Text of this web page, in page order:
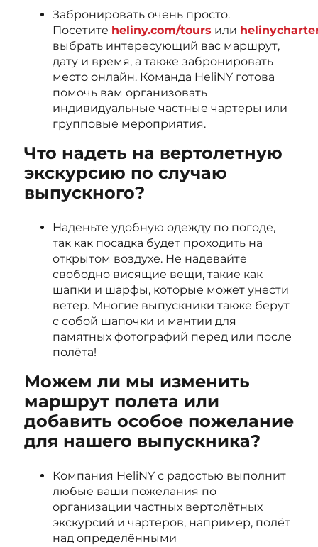
Забронировать очень просто.
Посетите heliny.com/tours или
выбрать интересующий вас маршрут,
дату и время, а также забронировать
место онлайн. Команда HeliNY готова
помочь вам организовать
индивидуальные частные чартеры или
групповые мероприятия.
Что надеть на вертолетную
экскурсию по случаю
выпускного?
Наденьте удобную одежду по погоде,
так как посадка будет проходить на
открытом воздухе. Не надевайте
свободно висящие вещи, такие как
шапки и шарфы, которые может унести
ветер. Многие выпускники также берут
с собой шапочки и мантии для
памятных фотографий перед или после
полёта!
Можем ли мы изменить
маршрут полета или
добавить особое пожелание
для нашего выпускника?
Компания HeliNY с радостью выполнит
любые ваши пожелания по
организации частных вертолётных
экскурсий и чартеров, например, полёт
над определёнными